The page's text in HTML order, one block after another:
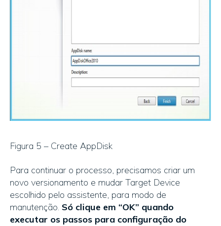
Figura 5 – Create AppDisk
Para continuar o processo, precisamos criar um
novo versionamento e mudar Target Device
escolhido pelo assistente, para modo de
manutenção. Só clique em “OK” quando
executar os passos para configuração do